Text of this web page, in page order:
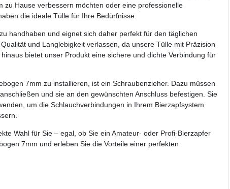
zu Hause verbessern möchten oder eine professionelle
die ideale Tülle für Ihre Bedürfnisse.
handhaben und eignet sich daher perfekt für den täglichen
und Langlebigkeit verlassen, da unsere Tülle mit Präzision
bietet unser Produkt eine sichere und dichte Verbindung für
7mm zu installieren, ist ein Schraubenzieher. Dazu müssen
und sie an den gewünschten Anschluss befestigen. Sie
um die Schlauchverbindungen in Ihrem Bierzapfsystem
Wahl für Sie – egal, ob Sie ein Amateur- oder Profi-Bierzapfer
7mm und erleben Sie die Vorteile einer perfekten